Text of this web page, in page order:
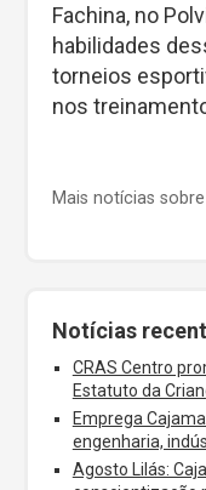
Fachina, no
habilidades
torneios
nos
Mais notícias sobre
Notícias
CRAS Centro
Estatuto da
Emprega
engenharia,
Agosto Lilás: